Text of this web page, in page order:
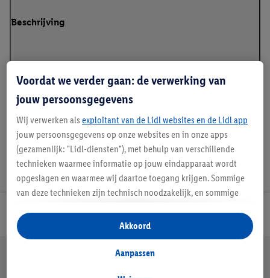
Beschrijving
Details over productveiligheid
Lidl Nieuwsbrief
Jouw voordelen bij ons als Lidl webshop klant
Voordat we verder gaan: de verwerking van
jouw persoonsgegevens
Wij verwerken als exploitant van de Lidl websites en de Lidl app
jouw persoonsgegevens op onze websites en in onze apps
(gezamenlijk: "Lidl-diensten"), met behulp van verschillende
technieken waarmee informatie op jouw eindapparaat wordt
opgeslagen en waarmee wij daartoe toegang krijgen. Sommige
van deze technieken zijn technisch noodzakelijk, en sommige
opslaan van voorkeursinstellingen, het verzamelen en
analyseren van statistieken of voor het tonen van
gepersonaliseerde reclame binnen en buiten de Lidl-diensten.
Aanpassen
Akkoord